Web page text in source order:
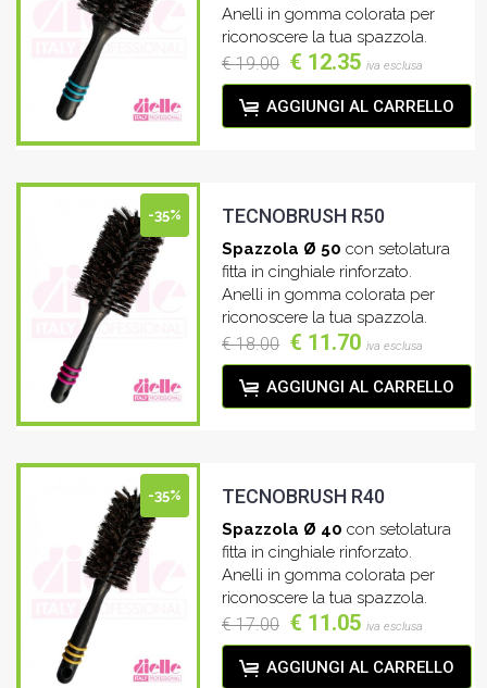
Anelli in gomma colorata per
riconoscere la tua spazzola.
€ 19.00 € 12.35 iva esclusa
AGGIUNGI AL CARRELLO
-35% TECNOBRUSH R50
Spazzola Ø 50 con setolatura
fitta in cinghiale rinforzato.
Anelli in gomma colorata per
riconoscere la tua spazzola.
€ 18.00 € 11.70 iva esclusa
AGGIUNGI AL CARRELLO
-35% TECNOBRUSH R40
Spazzola Ø 40 con setolatura
fitta in cinghiale rinforzato.
Anelli in gomma colorata per
riconoscere la tua spazzola.
€ 17.00 € 11.05 iva esclusa
AGGIUNGI AL CARRELLO